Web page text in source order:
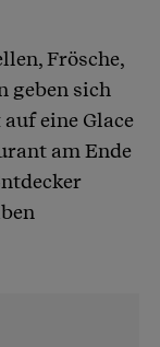
Frösche,
geben sich
eine Glace
am Ende